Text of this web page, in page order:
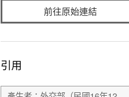
前往原始連結
引用